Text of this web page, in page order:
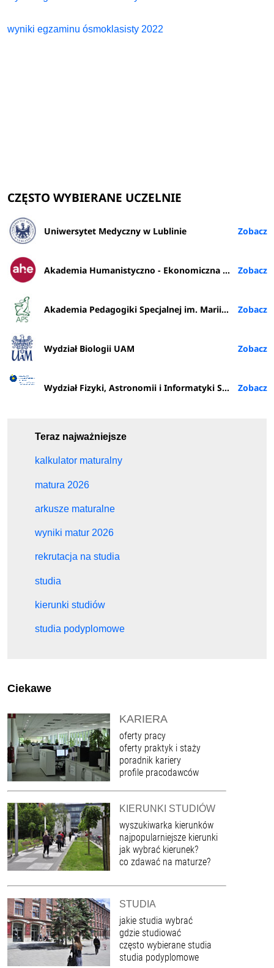
wyniki egzaminu ósmoklasisty 2022
CZĘSTO WYBIERANE UCZELNIE
Uniwersytet Medyczny w Lublinie
Akademia Humanistyczno - Ekonomiczna w Łodzi
Akademia Pedagogiki Specjalnej im. Marii Grzegorzewskiej w Warszawie
Wydział Biologii UAM
Wydział Fizyki, Astronomii i Informatyki Stosowanej
Teraz najważniejsze
kalkulator maturalny
matura 2026
arkusze maturalne
wyniki matur 2026
rekrutacja na studia
studia
kierunki studiów
studia podyplomowe
Ciekawe
KARIERA
oferty pracy
oferty praktyk i staży
poradnik kariery
profile pracodawców
KIERUNKI STUDIÓW
wyszukiwarka kierunków
najpopularniejsze kierunki
jak wybrać kierunek?
co zdawać na maturze?
STUDIA
jakie studia wybrać
gdzie studiować
często wybierane studia
studia podyplomowe